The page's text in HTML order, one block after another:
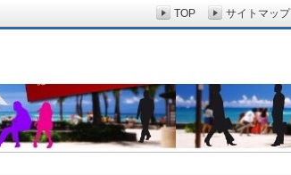
TOP サイトマップ